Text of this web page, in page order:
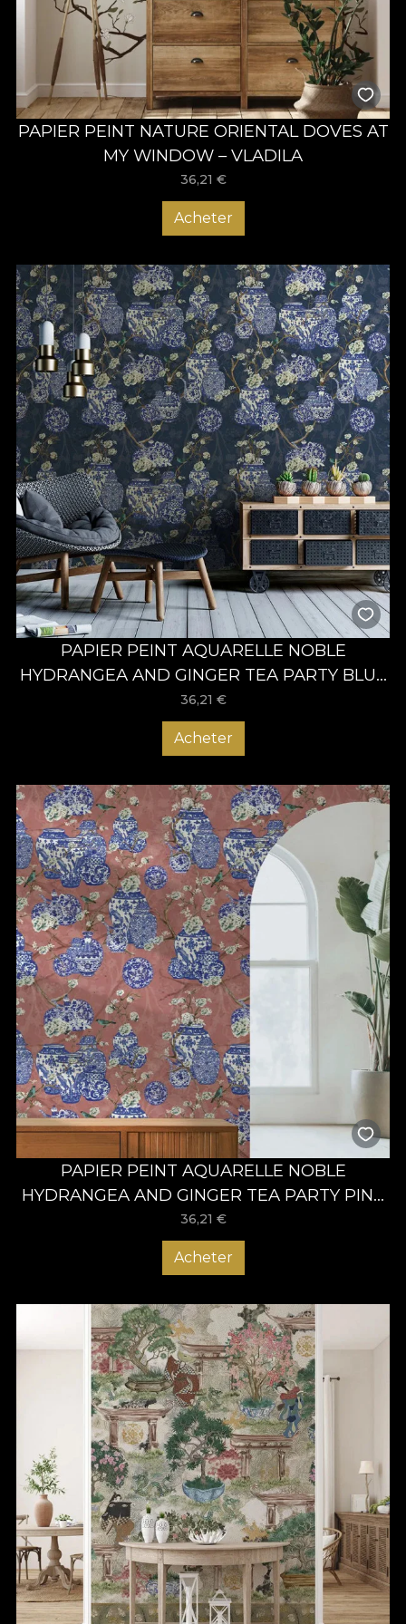
PAPIER PEINT NATURE ORIENTAL DOVES AT
MY WINDOW – VLADILA
36,21 €
Acheter
PAPIER PEINT AQUARELLE NOBLE
HYDRANGEA AND GINGER TEA PARTY BLUE
– VLADILA
36,21 €
Acheter
PAPIER PEINT AQUARELLE NOBLE
HYDRANGEA AND GINGER TEA PARTY PINK
– VLADILA
36,21 €
Acheter